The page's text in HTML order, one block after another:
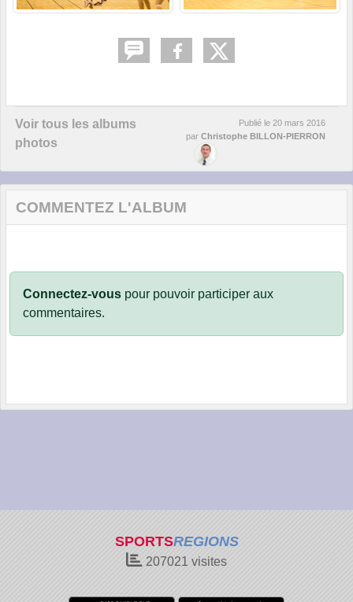
Voir tous les albums
photos
Publié le 20 mars 2016
par Christophe BILLON-PIERRON
COMMENTEZ L'ALBUM
Connectez-vous pour pouvoir participer aux
commentaires.
SPORTSREGIONS
207021 visites